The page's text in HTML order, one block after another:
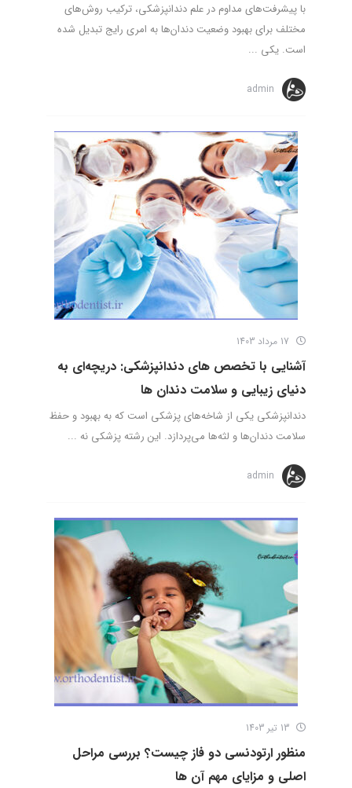
با پیشرفت‌های مداوم در علم دندانپزشکی، ترکیب روش‌های
مختلف برای بهبود وضعیت دندان‌ها به امری رایج تبدیل شده
است. یکی ...
admin
آشنایی با تخصص های دندانپزشکی: دریچه‌ای به
دنیای زیبایی و سلامت دندان ها
دندانپزشکی یکی از شاخه‌های پزشکی است که به بهبود و حفظ
سلامت دندان‌ها و لثه‌ها می‌پردازد. این رشته پزشکی نه ...
admin
منظور ارتودنسی دو فاز چیست؟ بررسی مراحل
اصلی و مزایای مهم آن ها